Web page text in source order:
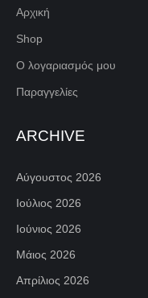
Αρχική
Shop
Ο λογαριασμός μου
Παραγγελίες
ARCHIVE
Αύγουστος 2026
Ιούλιος 2026
Ιούνιος 2026
Μάιος 2026
Απρίλιος 2026